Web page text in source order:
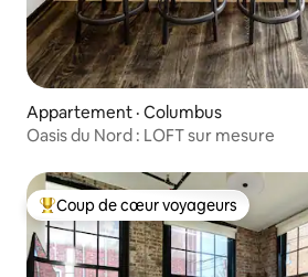
Appartement · Columbus
Oasis du Nord : LOFT sur mesure
Coup de cœur voyageurs parmi les
Coup de cœur voyageurs